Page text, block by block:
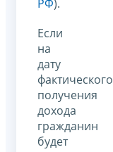
РФ).
Если
на
дату
фактического
получения
дохода
гражданин
будет